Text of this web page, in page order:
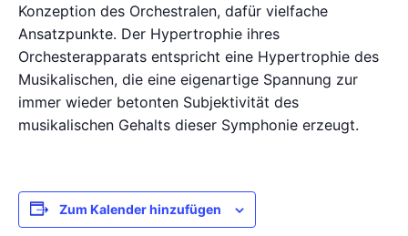
Konzeption des Orchestralen, dafür vielfache
Ansatzpunkte. Der Hypertrophie ihres
Orchesterapparats entspricht eine Hypertrophie des
Musikalischen, die eine eigenartige Spannung zur
immer wieder betonten Subjektivität des
musikalischen Gehalts dieser Symphonie erzeugt.
Zum Kalender hinzufügen